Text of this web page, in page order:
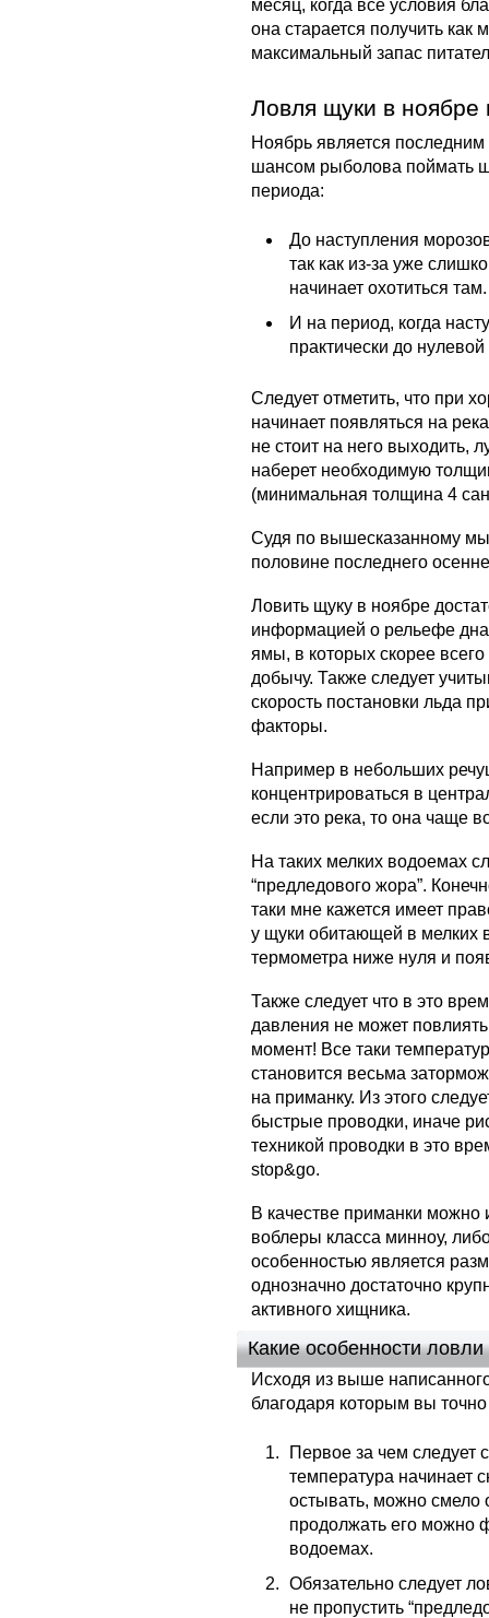
месяц, когда все условия
она старается получить
максимальный запас
Ловля щуки в ноябре
Ноябрь является
шансом рыболова поймать
периода:
До наступления
так как из-за уже
начинает охотиться там.
И на период, когда
практически до
Следует отметить, что при
начинает появляться на
не стоит на него выходить,
наберет необходимую
(минимальная толщина 4
Судя по вышесказанному
половине последнего
Ловить щуку в ноябре
информацией о рельефе дна
ямы, в которых скорее
добычу. Также следует
скорость постановки льда
факторы.
Например в небольших
концентрироваться в
если это река, то она чаще
На таких мелких водоемах
“предледового жора”.
таки мне кажется имеет
у щуки обитающей в мелких
термометра ниже нуля и
Также следует что в это
давления не может
момент! Все таки
становится весьма
на приманку. Из этого
быстрые проводки, иначе
техникой проводки в это
stop&go.
В качестве приманки можно
воблеры класса минноу,
особенностью является
однозначно достаточно
активного хищника.
Какие особенности
Исходя из выше
благодаря которым вы
Первое за чем следует
температура начинает
остывать, можно смело
продолжать его можно
водоемах.
Обязательно следует
не пропустить